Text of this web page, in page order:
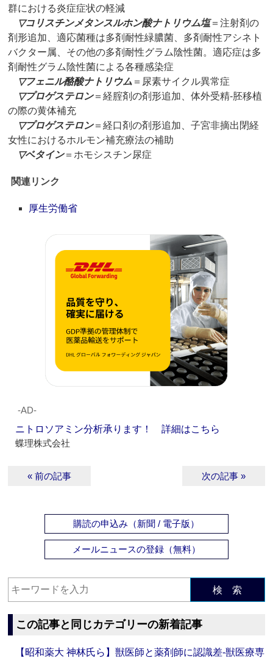
群における炎症症状の軽減
▽コリスチンメタンスルホン酸ナトリウム塩＝注射剤の
剤形追加、適応菌種は多剤耐性緑膿菌、多剤耐性アシネト
バクター属、その他の多剤耐性グラム陰性菌。適応症は多
剤耐性グラム陰性菌による各種感染症
▽フェニル酪酸ナトリウム ＝尿素サイクル異常症
▽プロゲステロン＝経腟剤の剤形追加、体外受精‐胚移植
の際の黄体補充
▽プロゲステロン＝経口剤の剤形追加、子宮非摘出閉経
女性におけるホルモン補充療法の補助
▽ベタイン＝ホモシスチン尿症
関連リンク
厚生労働省
‐AD‐
ニトロソアミン分析承ります！ 詳細はこちら
蝶理株式会社
« 前の記事 次の記事 »
購読の申込み（新聞 / 電子版）
メールニュースの登録（無料）
検 索
この記事と同じカテゴリーの新着記事
【昭和薬大 神林氏ら】獣医師と薬剤師に認識差‐獣医療専